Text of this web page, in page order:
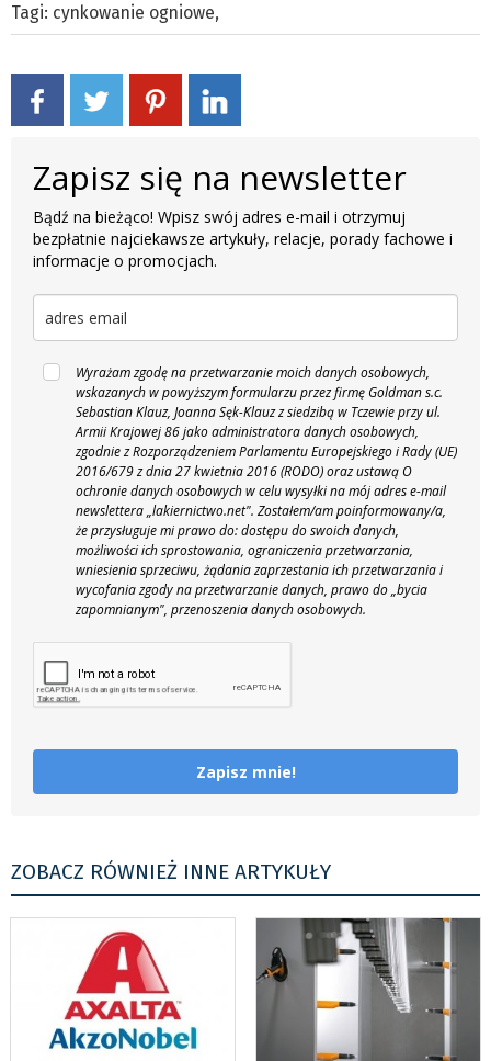
Tagi: cynkowanie ogniowe,
Zapisz się na newsletter
Bądź na bieżąco! Wpisz swój adres e-mail i otrzymuj
bezpłatnie najciekawsze artykuły, relacje, porady fachowe i
informacje o promocjach.
Wyrażam zgodę na przetwarzanie moich danych osobowych,
wskazanych w powyższym formularzu przez firmę Goldman s.c.
Sebastian Klauz, Joanna Sęk-Klauz z siedzibą w Tczewie przy ul.
Armii Krajowej 86 jako administratora danych osobowych,
zgodnie z Rozporządzeniem Parlamentu Europejskiego i Rady (UE)
2016/679 z dnia 27 kwietnia 2016 (RODO) oraz ustawą O
ochronie danych osobowych w celu wysyłki na mój adres e-mail
newslettera „lakiernictwo.net". Zostałem/am poinformowany/a,
że przysługuje mi prawo do: dostępu do swoich danych,
możliwości ich sprostowania, ograniczenia przetwarzania,
wniesienia sprzeciwu, żądania zaprzestania ich przetwarzania i
wycofania zgody na przetwarzanie danych, prawo do „bycia
zapomnianym", przenoszenia danych osobowych.
Zapisz mnie!
ZOBACZ RÓWNIEŻ INNE ARTYKUŁY